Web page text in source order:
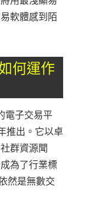
軟體感到陌
何運作
電子交易平
推出。它以卓
群資源聞
為了行業標
然是無數交